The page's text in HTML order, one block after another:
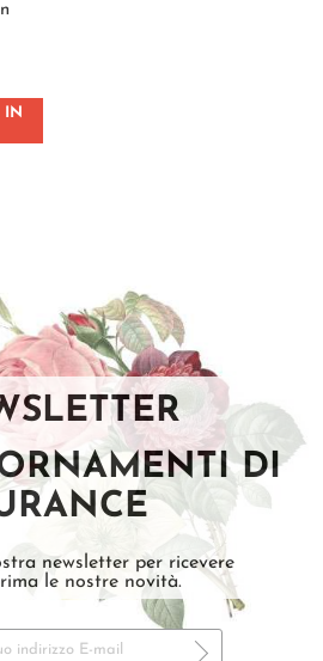
IN
DI
newsletter per ricevere
le nostre novità.